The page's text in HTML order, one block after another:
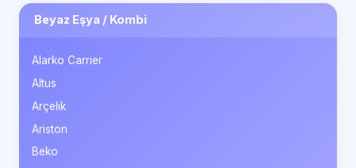
Beyaz Eşya / Kombi
Alarko Carrier
Altus
Arçelik
Ariston
Beko